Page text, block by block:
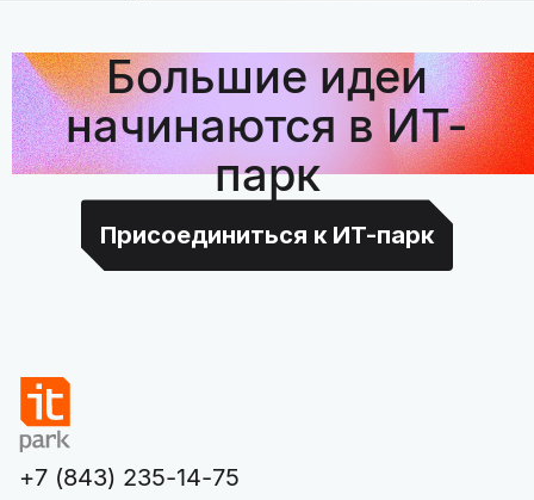
Большие идеи
начинаются в ИТ-
парк
Присоединиться к ИТ-парк
+7 (843) 235-14-75